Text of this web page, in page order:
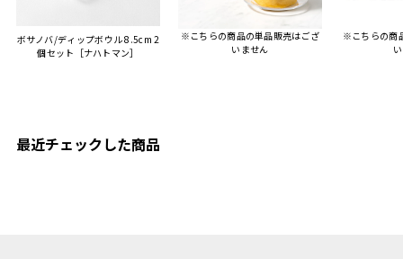
登録してログインできなく
困った際にも、迅速に回答
連絡があり大変助かりまし
ければと思います。
ボサノバ/ディップボウル 8.5cm 2
個セット［ナハトマン］
※こちらの商品の単品販売はござ
いません
※こちらの商
最近チェックした商品